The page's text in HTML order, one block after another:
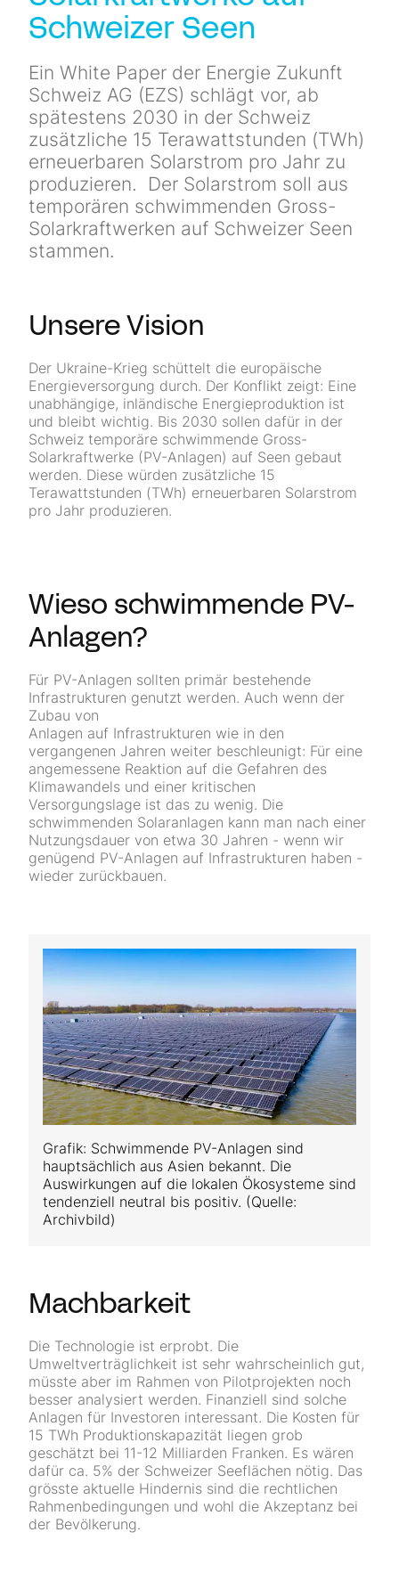
Newsletter
Kontakt
Schweizer Seen
Ein White Paper der Energie Zukunft
Schweiz AG (EZS) schlägt vor, ab
spätestens 2030 in der Schweiz
zusätzliche 15 Terawattstunden (TWh)
erneuerbaren Solarstrom pro Jahr zu
produzieren. Der Solarstrom soll aus
temporären schwimmenden Gross-
Solarkraftwerken auf Schweizer Seen
stammen.
Unsere Vision
Der Ukraine-Krieg schüttelt die europäische
Energieversorgung durch. Der Konflikt zeigt: Eine
unabhängige, inländische Energieproduktion ist
und bleibt wichtig. Bis 2030 sollen dafür in der
Schweiz temporäre schwimmende Gross-
Solarkraftwerke (PV-Anlagen) auf Seen gebaut
werden. Diese würden zusätzliche 15
Terawattstunden (TWh) erneuerbaren Solarstrom
pro Jahr produzieren.
Wieso schwimmende PV-
Anlagen?
Für PV-Anlagen sollten primär bestehende
Infrastrukturen genutzt werden. Auch wenn der
Zubau von
Anlagen auf Infrastrukturen wie in den
vergangenen Jahren weiter beschleunigt: Für eine
angemessene Reaktion auf die Gefahren des
Klimawandels und einer kritischen
Versorgungslage ist das zu wenig. Die
schwimmenden Solaranlagen kann man nach einer
Nutzungsdauer von etwa 30 Jahren - wenn wir
genügend PV-Anlagen auf Infrastrukturen haben -
wieder zurückbauen.
Grafik: Schwimmende PV-Anlagen sind
hauptsächlich aus Asien bekannt. Die
Auswirkungen auf die lokalen Ökosysteme sind
tendenziell neutral bis positiv. (Quelle:
Archivbild)
Machbarkeit
Die Technologie ist erprobt. Die
Umweltverträglichkeit ist sehr wahrscheinlich gut,
müsste aber im Rahmen von Pilotprojekten noch
besser analysiert werden. Finanziell sind solche
Anlagen für Investoren interessant. Die Kosten für
15 TWh Produktionskapazität liegen grob
geschätzt bei 11-12 Milliarden Franken. Es wären
dafür ca. 5% der Schweizer Seeflächen nötig. Das
grösste aktuelle Hindernis sind die rechtlichen
Rahmenbedingungen und wohl die Akzeptanz bei
der Bevölkerung.